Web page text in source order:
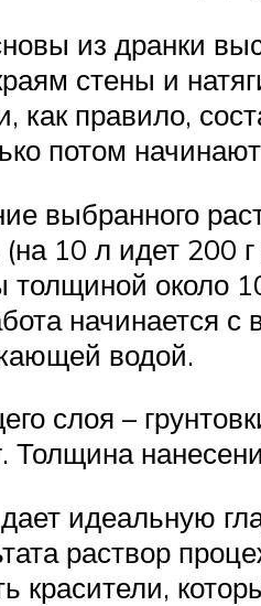
из дранки
стены и
как правило,
потом
выбранного
10 л идет 200
около
начинается
водой.
слоя –
Толщина
идеальную
раствор
красители,